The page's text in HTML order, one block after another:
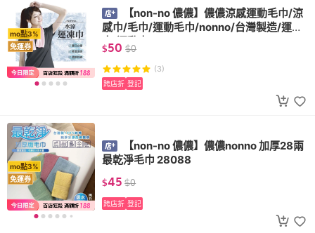
mo點3%
免運券
【non-no 儂儂】儂儂涼感運動毛巾/涼
感巾/毛巾/運動毛巾/nonno/台灣製造/運凍
巾/運動巾
$50 $0
(3)
跨店折 登記
mo點3%
免運券
【non-no 儂儂】儂儂nonno 加厚28兩
最乾淨毛巾 28088
$45 $0
跨店折 登記